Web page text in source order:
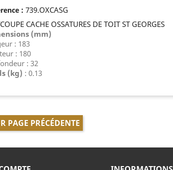
: 739.OXCASG
CACHE OSSATURES DE TOIT ST GEORGES
(mm)
: 183
: 180
: 32
(kg) : 0.13
PAGE PRÉCÉDENTE